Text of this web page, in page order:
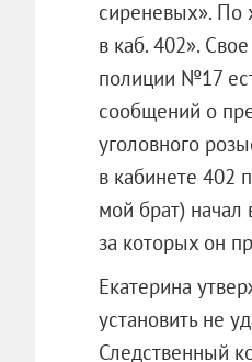
сиреневых». По
в каб. 402».
полиции №17
сообщений о
уголовного
в кабинете 402
мой брат) начал
за которых он
Екатерина
установить не
Следственный